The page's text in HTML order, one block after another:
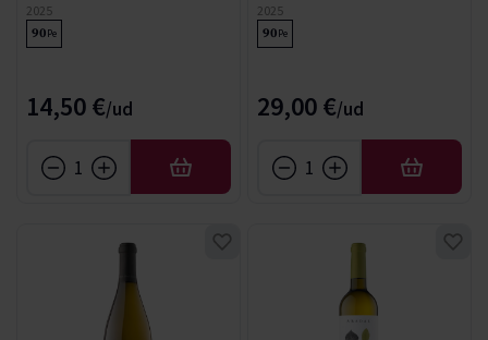
2025
90Pe
14,50 €
AÑADIR
2025
90Pe
29,00 €
AÑADIR